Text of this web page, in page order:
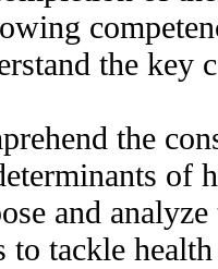
the key
the
of
and
to tackle